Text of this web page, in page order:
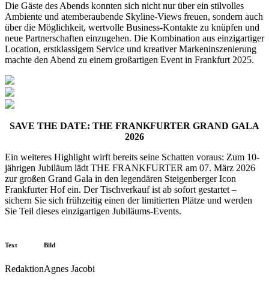
Die Gäste des Abends konnten sich nicht nur über ein stilvolles
Ambiente und atemberaubende Skyline-Views freuen, sondern auch
über die Möglichkeit, wertvolle Business-Kontakte zu knüpfen und
neue Partnerschaften einzugehen. Die Kombination aus einzigartiger
Location, erstklassigem Service und kreativer Markeninszenierung
machte den Abend zu einem großartigen Event in Frankfurt 2025.
SAVE THE DATE: THE FRANKFURTER GRAND GALA
2026
Ein weiteres Highlight wirft bereits seine Schatten voraus: Zum 10-
jährigen Jubiläum lädt THE FRANKFURTER am 07. März 2026
zur großen Grand Gala in den legendären Steigenberger Icon
Frankfurter Hof ein. Der Tischverkauf ist ab sofort gestartet –
sichern Sie sich frühzeitig einen der limitierten Plätze und werden
Sie Teil dieses einzigartigen Jubiläums-Events.
Text
Redaktion
Bild
Agnes Jacobi